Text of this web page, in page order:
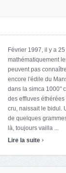
Février 1997, il y a
mathématiquement
peuvent pas
encore l'édile du
dans la simca 1000"
des effluves
cru, naissait le bidul.
de quelques
là, toujours vailla ...
Lire la suite ›